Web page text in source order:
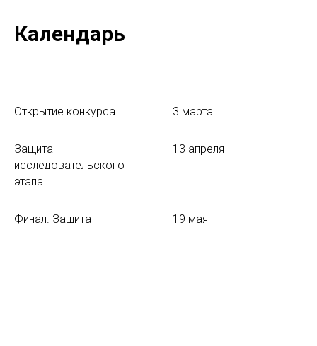
Календарь
Открытие конкурса 3 марта
Защита
исследовательского
этапа
13 апреля
Финал. Защита
19 мая